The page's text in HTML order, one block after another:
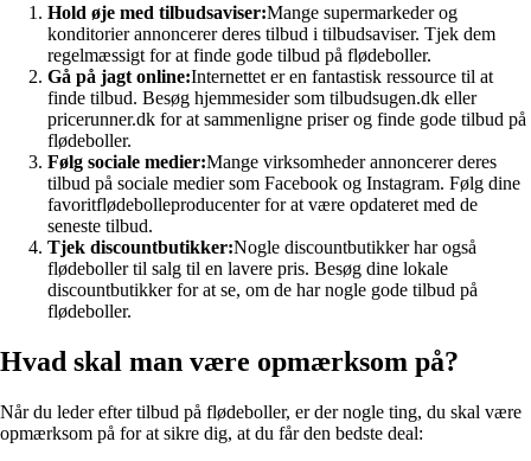
Hold øje med tilbudsaviser:Mange supermarkeder og
konditorier annoncerer deres tilbud i tilbudsaviser. Tjek dem
regelmæssigt for at finde gode tilbud på flødeboller.
Gå på jagt online:Internettet er en fantastisk ressource til at
finde tilbud. Besøg hjemmesider som tilbudsugen.dk eller
pricerunner.dk for at sammenligne priser og finde gode tilbud på
flødeboller.
Følg sociale medier:Mange virksomheder annoncerer deres
tilbud på sociale medier som Facebook og Instagram. Følg dine
favoritflødebolleproducenter for at være opdateret med de
seneste tilbud.
Tjek discountbutikker:Nogle discountbutikker har også
flødeboller til salg til en lavere pris. Besøg dine lokale
discountbutikker for at se, om de har nogle gode tilbud på
flødeboller.
Hvad skal man være opmærksom på?
Når du leder efter tilbud på flødeboller, er der nogle ting, du skal være
opmærksom på for at sikre dig, at du får den bedste deal: